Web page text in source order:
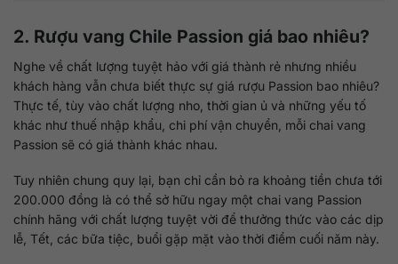
2. Rượu vang Chile Passion giá bao nhiêu?
Nghe về chất lượng tuyệt hảo với giá thành rẻ nhưng nhiều
khách hàng vẫn chưa biết thực sự giá rượu Passion bao nhiêu?
Thực tế, tùy vào chất lượng nho, thời gian ủ và những yếu tố
khác như thuế nhập khẩu, chi phí vận chuyển, mỗi chai vang
Passion sẽ có giá thành khác nhau.
Tuy nhiên chung quy lại, bạn chỉ cần bỏ ra khoảng tiền chưa tới
200.000 đồng là có thể sở hữu ngay một chai vang Passion
chính hãng với chất lượng tuyệt vời để thưởng thức vào các dịp
lễ, Tết, các bữa tiệc, buổi gặp mặt vào thời điểm cuối năm này.